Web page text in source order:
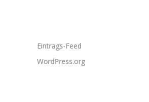
Eintrags-Feed
WordPress.org